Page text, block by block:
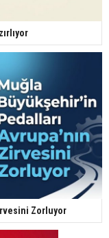
Zorluyor